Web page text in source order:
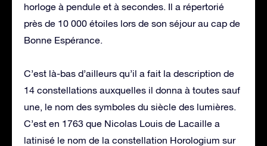
horloge à pendule et à secondes. Il a répertorié
près de 10 000 étoiles lors de son séjour au cap de
Bonne Espérance.
C’est là-bas d’ailleurs qu’il a fait la description de
14 constellations auxquelles il donna à toutes sauf
une, le nom des symboles du siècle des lumières.
C’est en 1763 que Nicolas Louis de Lacaille a
latinisé le nom de la constellation Horologium sur